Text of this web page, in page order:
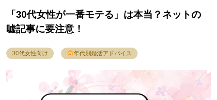
「30代女性が一番モテる」は本当？ネットの
嘘記事に要注意！
30代女性向け 年代別婚活アドバイス